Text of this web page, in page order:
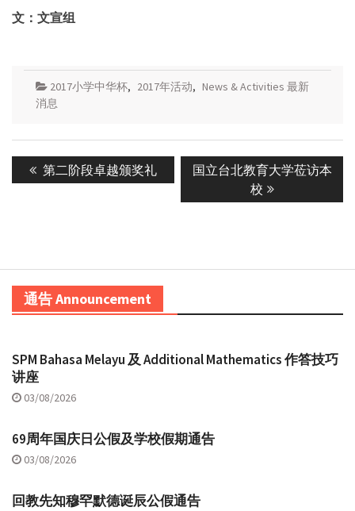
文：文宣组
2017小学中华杯, 2017年活动, News & Activities 最新
消息
Post
navigation
Previous
post:
第二阶段卓越颁奖礼
Next
国立台北教育大学莅访本
校
通告 Announcement
SPM Bahasa Melayu 及 Additional Mathematics 作答技巧
讲座
03/08/2026
69周年国庆日公假及学校假期通告
03/08/2026
回教先知穆罕默德诞辰公假通告